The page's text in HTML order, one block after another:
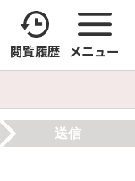
閲覧履歴 メニュー
送信